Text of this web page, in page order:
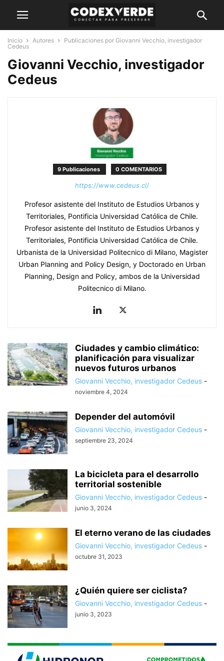
Inicio Autores
Publicaciones por Giovanni Vecchio, investigador
Cedeus
Giovanni Vecchio, investigador
Cedeus
9 Publicaciones 0 COMENTARIOS
https://www.cedeus.cl/
Profesor asistente del Instituto de Estudios Urbanos y
Territoriales, Pontificia Universidad Católica de Chile.
Profesor asistente del Instituto de Estudios Urbanos y
Territoriales, Pontificia Universidad Católica de Chile.
Urbanista de la Universidad Politecnico di Milano, Magister
Urban Planning and Policy Design, y Doctorado en Urban
Planning, Design and Policy, ambos de la Universidad
Politecnico di Milano.
Ciudades y cambio climático:
planificación para visualizar
nuevos futuros urbanos
Giovanni Vecchio, investigador Cedeus -
noviembre 4, 2024
Depender del automóvil
Giovanni Vecchio, investigador Cedeus -
septiembre 23, 2024
La bicicleta para el desarrollo
territorial sostenible
Giovanni Vecchio, investigador Cedeus -
junio 3, 2024
El eterno verano de las ciudades
Giovanni Vecchio, investigador Cedeus -
octubre 31, 2023
¿Quién quiere ser ciclista?
Giovanni Vecchio, investigador Cedeus -
junio 3, 2023